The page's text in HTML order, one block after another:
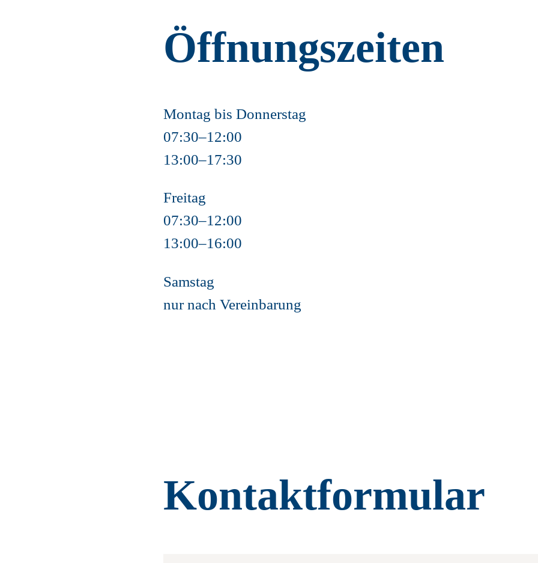
Öffnungszeiten
Montag bis Donnerstag
07:30–12:00
13:00–17:30
Freitag
07:30–12:00
13:00–16:00
Samstag
nur nach Vereinbarung
Kontaktformular